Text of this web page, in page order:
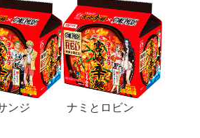
サンジ ナミとロビン